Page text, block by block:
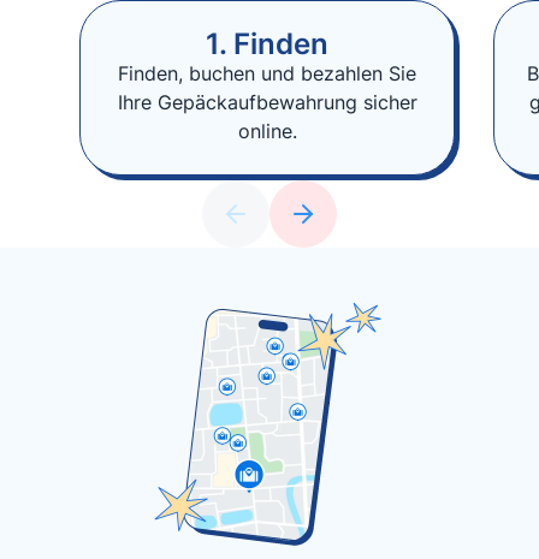
1. Finden
Finden, buchen und bezahlen Sie
Ihre Gepäckaufbewahrung sicher
online.